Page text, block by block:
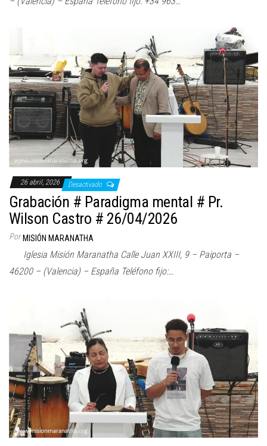
26 abril, 2026 Desactivado
Grabación # Paradigma mental # Pr.
Wilson Castro # 26/04/2026
Por MISIÓN MARANATHA
Iglesia Misión Maranatha Calle Juan XXIII, 9 – Paiporta –
46200 – (Valencia) – España Teléfono fijo:…